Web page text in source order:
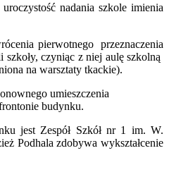
nadania szkole imienia
pierwotnego przeznaczenia
czyniąc z niej aulę szkolną
na warsztaty tkackie).
umieszczenia
budynku.
jest Zespół Szkół nr 1 im. W.
Podhala zdobywa wykształcenie